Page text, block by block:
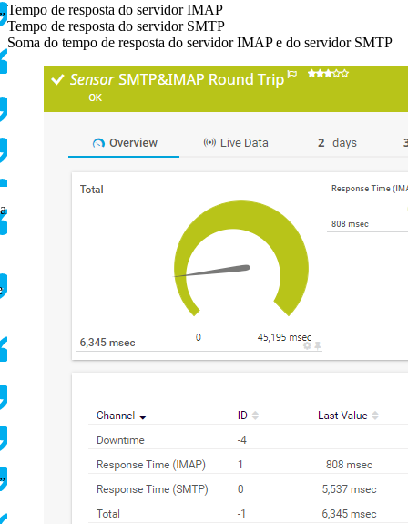
Tempo de resposta do servidor IMAP
Tempo de resposta do servidor SMTP
Soma do tempo de resposta do servidor IMAP e do servidor SMTP